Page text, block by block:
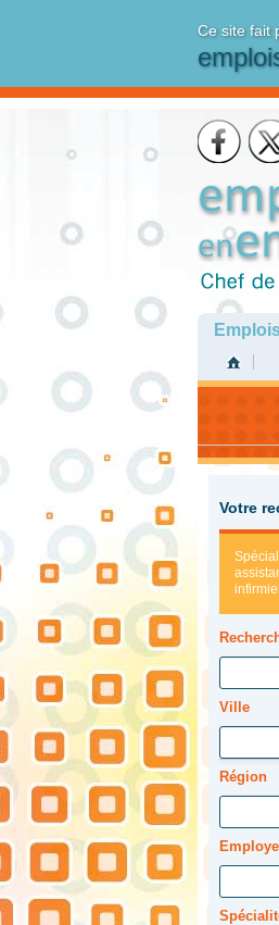
Ce site fait
Votre
Ville
Région